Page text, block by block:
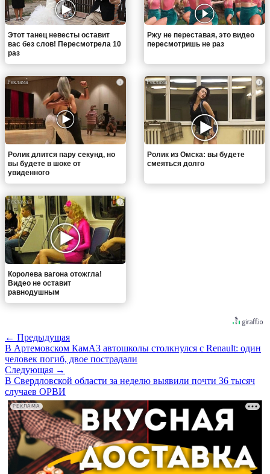
Этот танец невесты оставит
вас без слов! Пересмотрела 10
раз
Ржу не переставая, это видео
пересмотришь не раз
i
Ролик длится пару секунд, но
вы будете в шоке от
увиденного
i
Ролик из Омска: вы будете
смеяться долго
i
Королева вагона отожгла!
Видео не оставит
равнодушным
← Предыдущая
В Артемовском КамАЗ автошколы столкнулся с Renault: один
человек погиб, двое пострадали
Следующая →
В Свердловской области за неделю выявили почти 36 тысяч
случаев ОРВИ
РЕКЛАМА